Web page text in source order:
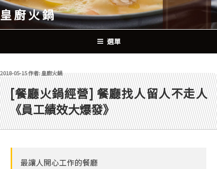
跳
至
主
內
皇廚火鍋
選單
發佈於
2018-05-15作者:皇廚火鍋
[餐廳火鍋經營] 餐廳找人留人不走人
《員工績效大爆發》
最讓人開心工作的餐廳